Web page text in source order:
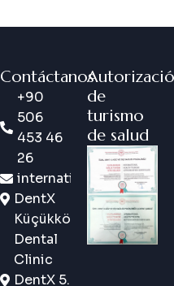
Contáctanos
+90
506
453 46
26
DentX
Küçükköy
Dental
Clinic
DentX 5.
de
turismo
de salud